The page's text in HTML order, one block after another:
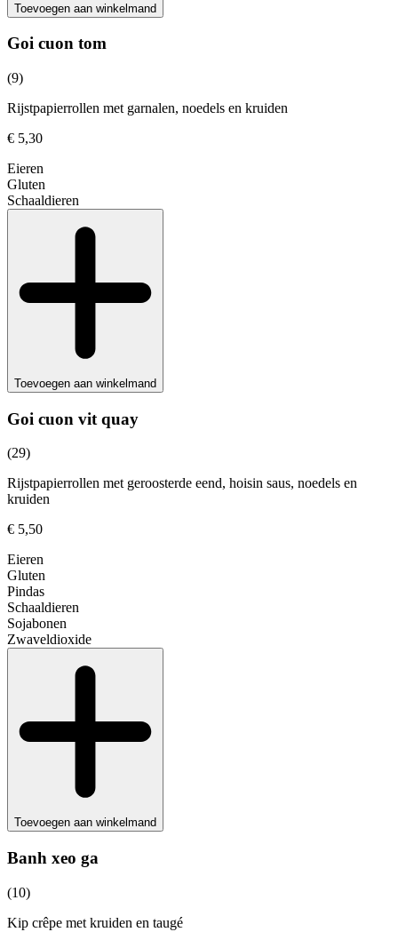
Toevoegen aan winkelmand
Goi cuon tom
(9)
Rijstpapierrollen met garnalen, noedels en kruiden
€ 5,30
Eieren
Gluten
Schaaldieren
Toevoegen aan winkelmand
Goi cuon vit quay
(29)
Rijstpapierrollen met geroosterde eend, hoisin saus, noedels en
kruiden
€ 5,50
Eieren
Gluten
Pindas
Schaaldieren
Sojabonen
Zwaveldioxide
Toevoegen aan winkelmand
Banh xeo ga
(10)
Kip crêpe met kruiden en taugé